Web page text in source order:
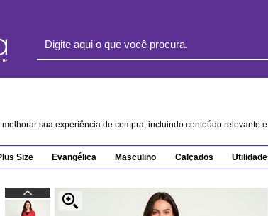
sua experiência de compra, incluindo conteúdo
Size Evangélica Masculino Calçados